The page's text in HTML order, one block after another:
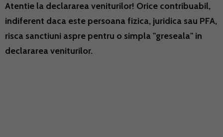
Atentie la declararea veniturilor! Orice contribuabil,
indiferent daca este persoana fizica, juridica sau PFA,
risca sanctiuni aspre pentru o simpla "greseala" in
declararea veniturilor.